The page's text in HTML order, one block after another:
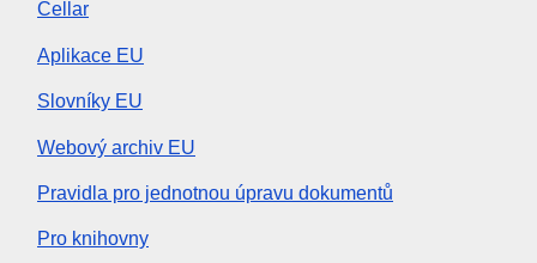
Cellar
Aplikace EU
Slovníky EU
Webový archiv EU
Pravidla pro jednotnou úpravu dokumentů
Pro knihovny